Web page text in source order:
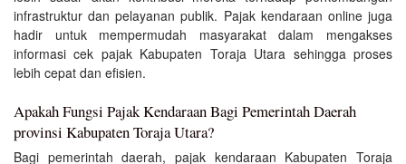
infrastruktur dan pelayanan publik. Pajak kendaraan online juga
hadir untuk mempermudah masyarakat dalam mengakses
informasi cek pajak Kabupaten Toraja Utara sehingga proses
lebih cepat dan efisien.
Apakah Fungsi Pajak Kendaraan Bagi Pemerintah Daerah
provinsi Kabupaten Toraja Utara?
Bagi pemerintah daerah, pajak kendaraan Kabupaten Toraja